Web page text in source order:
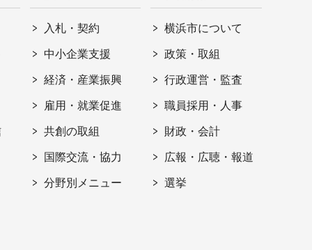
入札・契約
中小企業支援
経済・産業振興
雇用・就業促進
共創の取組
国際交流・協力
分野別メニュー
横浜市について
政策・取組
行政運営・監査
職員採用・人事
財政・会計
広報・広聴・報道
選挙